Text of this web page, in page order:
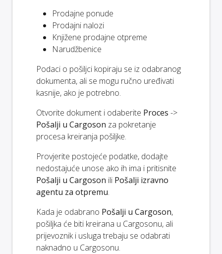
Prodajne ponude
Prodajni nalozi
Knjižene prodajne otpreme
Narudžbenice
Podaci o pošiljci kopiraju se iz odabranog
dokumenta, ali se mogu ručno uređivati
kasnije, ako je potrebno.
Otvorite dokument i odaberite Proces ->
Pošalji u Cargoson za pokretanje
procesa kreiranja pošiljke.
Provjerite postojeće podatke, dodajte
nedostajuće unose ako ih ima i pritisnite
Pošalji u Cargoson ili Pošalji izravno
agentu za otpremu.
Kada je odabrano Pošalji u Cargoson,
pošiljka će biti kreirana u Cargosonu, ali
prijevoznik i usluga trebaju se odabrati
naknadno u Cargosonu.